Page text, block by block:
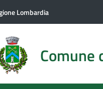
Lombardia
Comune